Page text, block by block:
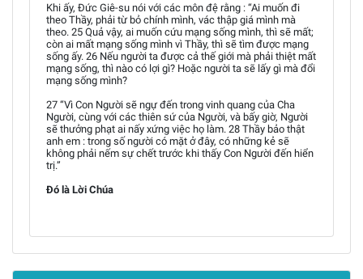
Khi ấy, Đức Giê-su nói với các môn đệ rằng : “Ai muốn đi
theo Thầy, phải từ bỏ chính mình, vác thập giá mình mà
theo. 25 Quả vậy, ai muốn cứu mạng sống mình, thì sẽ mất;
còn ai mất mạng sống mình vì Thầy, thì sẽ tìm được mạng
sống ấy. 26 Nếu người ta được cả thế giới mà phải thiệt mất
mạng sống, thì nào có lợi gì? Hoặc người ta sẽ lấy gì mà đổi
mạng sống mình?
27 “Vì Con Người sẽ ngự đến trong vinh quang của Cha
Người, cùng với các thiên sứ của Người, và bấy giờ, Người
sẽ thưởng phạt ai nấy xứng việc họ làm. 28 Thầy bảo thật
anh em : trong số người có mặt ở đây, có những kẻ sẽ
không phải nếm sự chết trước khi thấy Con Người đến hiển
trị.”
Đó là Lời Chúa